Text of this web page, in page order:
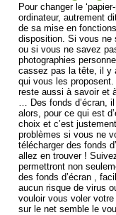
Pour changer le
ordinateur, autrement
de sa mise en
disposition. Si vous ne
ou si vous ne savez
photographies
cassez pas la tête, il y
qui vous les proposent.
reste aussi à savoir et
… Des fonds d’écran,
alors, pour ce qui est
choix et c’est
problèmes si vous ne
télécharger des fonds
allez en trouver !
permettront non
des fonds d’écran ,
aucun risque de virus
vouloir vous voler votre
sur le net semble le